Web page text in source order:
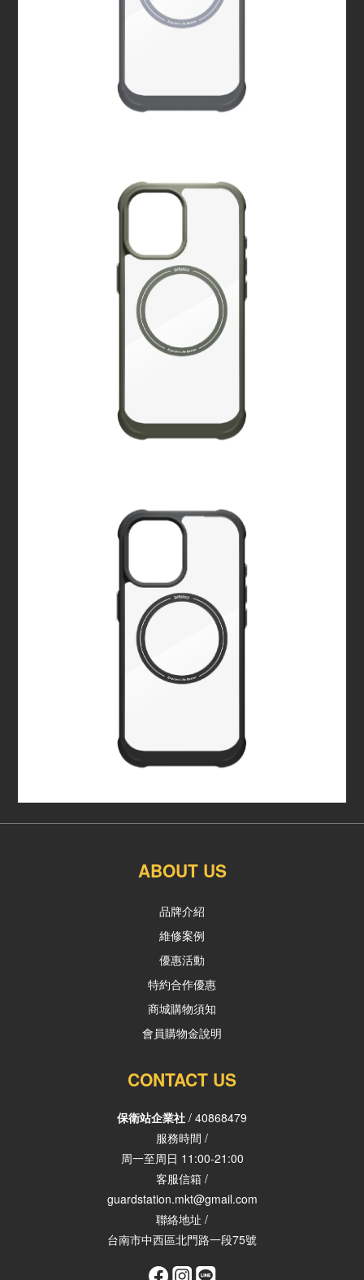
ABOUT US
品牌介紹
維修案例
優惠活動
特約合作優惠
商城購物須知
會員購物金說明
CONTACT US
保衛站企業社 / 40868479
服務時間 /
周一至周日 11:00-21:00
客服信箱 /
guardstation.mkt@gmail.com
聯絡地址 /
台南市中西區北門路一段75號